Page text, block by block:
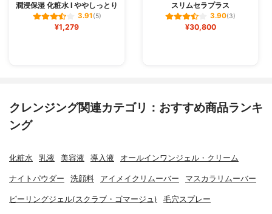
潤浸保湿 化粧水 I ややしっとり
3.91(5)
¥1,279
スリムセラプラス
3.90(3)
¥30,800
クレンジング関連カテゴリ：おすすめ商品ランキ
ング
化粧水 乳液 美容液 導入液 オールインワンジェル・クリーム
ナイトパウダー 洗顔料 アイメイクリムーバー マスカラリムーバー
ピーリングジェル(スクラブ・ゴマージュ) 毛穴スプレー